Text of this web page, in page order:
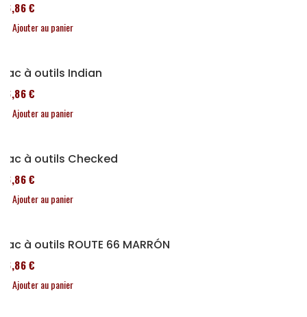
76,86 €
Ajouter au panier
Sac à outils Indian
76,86 €
Ajouter au panier
Sac à outils Checked
76,86 €
Ajouter au panier
Sac à outils ROUTE 66 MARRÓN
76,86 €
Ajouter au panier